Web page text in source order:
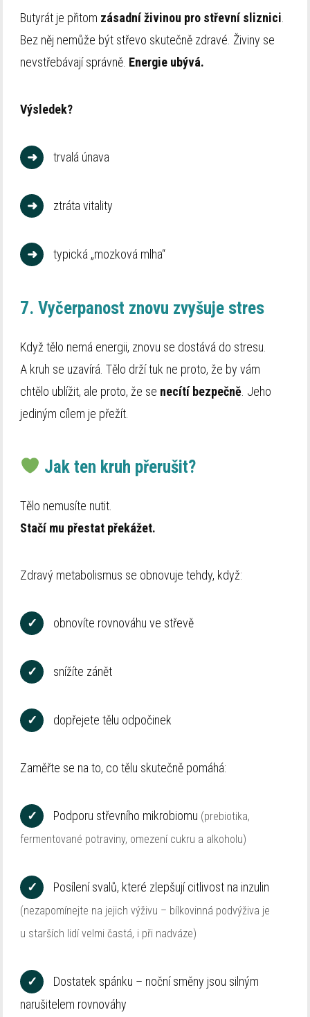
Butyrát je přitom zásadní živinou pro střevní sliznici
Bez něj nemůže být střevo skutečně zdravé. Živiny se
nevstřebávají správně. Energie ubývá.
Výsledek?
➜ trvalá únava
➜ ztráta vitality
➜ typická „mozková mlha“
7. Vyčerpanost znovu zvyšuje stres
Když tělo nemá energii, znovu se dostává do stresu.
A kruh se uzavírá. Tělo drží tuk ne proto, že by vám
chtělo ublížit, ale proto, že se necítí bezpečně . Jeho
jediným cílem je přežít.
Jak ten kruh přerušit?
Tělo nemusíte nutit.
Stačí mu přestat překážet.
Zdravý metabolismus se obnovuje tehdy, když:
✓ obnovíte rovnováhu ve střevě
✓ snížíte zánět
✓ dopřejete tělu odpočinek
Zaměřte se na to, co tělu skutečně pomáhá:
✓ Podporu střevního mikrobiomu (prebiotika,
fermentované potraviny, omezení cukru a alkoholu)
✓ Posílení svalů, které zlepšují citlivost na inzulin
(nezapomínejte na jejich výživu – bílkovinná podvýživa je
u starších lidí velmi častá, i při nadváze)
✓
Dostatek spánku – noční směny jsou silným
narušitelem rovnováhy